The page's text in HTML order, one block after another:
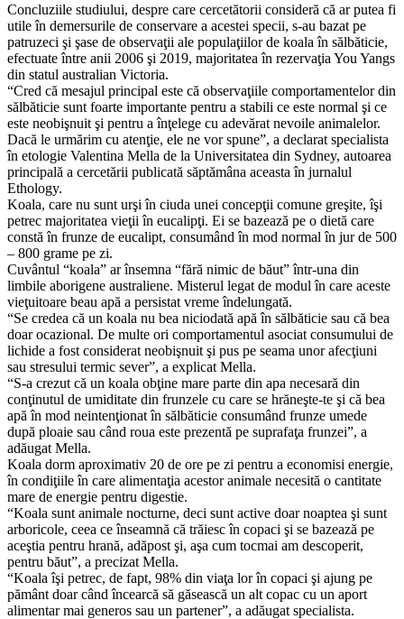
Concluziile studiului, despre care cercetătorii consideră că ar putea fi
utile în demersurile de conservare a acestei specii, s-au bazat pe
patruzeci şi şase de observaţii ale populaţiilor de koala în sălbăticie,
efectuate între anii 2006 şi 2019, majoritatea în rezervaţia You Yangs
din statul australian Victoria.
“Cred că mesajul principal este că observaţiile comportamentelor din
sălbăticie sunt foarte importante pentru a stabili ce este normal şi ce
este neobişnuit şi pentru a înţelege cu adevărat nevoile animalelor.
Dacă le urmărim cu atenţie, ele ne vor spune”, a declarat specialista
în etologie Valentina Mella de la Universitatea din Sydney, autoarea
principală a cercetării publicată săptămâna aceasta în jurnalul
Ethology.
Koala, care nu sunt urşi în ciuda unei concepţii comune greşite, îşi
petrec majoritatea vieţii în eucalipţi. Ei se bazează pe o dietă care
constă în frunze de eucalipt, consumând în mod normal în jur de 500
– 800 grame pe zi.
Cuvântul “koala” ar însemna “fără nimic de băut” într-una din
limbile aborigene australiene. Misterul legat de modul în care aceste
vieţuitoare beau apă a persistat vreme îndelungată.
“Se credea că un koala nu bea niciodată apă în sălbăticie sau că bea
doar ocazional. De multe ori comportamentul asociat consumului de
lichide a fost considerat neobişnuit şi pus pe seama unor afecţiuni
sau stresului termic sever”, a explicat Mella.
“S-a crezut că un koala obţine mare parte din apa necesară din
conţinutul de umiditate din frunzele cu care se hrăneşte-te şi că bea
apă în mod neintenţionat în sălbăticie consumând frunze umede
după ploaie sau când roua este prezentă pe suprafaţa frunzei”, a
adăugat Mella.
Koala dorm aproximativ 20 de ore pe zi pentru a economisi energie,
în condiţiile în care alimentaţia acestor animale necesită o cantitate
mare de energie pentru digestie.
“Koala sunt animale nocturne, deci sunt active doar noaptea şi sunt
arboricole, ceea ce înseamnă că trăiesc în copaci şi se bazează pe
aceştia pentru hrană, adăpost şi, aşa cum tocmai am descoperit,
pentru băut”, a precizat Mella.
“Koala îşi petrec, de fapt, 98% din viaţa lor în copaci şi ajung pe
pământ doar când încearcă să găsească un alt copac cu un aport
alimentar mai generos sau un partener”, a adăugat specialista.